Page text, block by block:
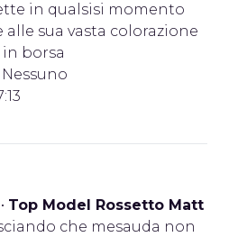
in qualsisi momento
sua vasta colorazione
borsa
Nessuno
• Top Model Rossetto Matt
che mesauda non